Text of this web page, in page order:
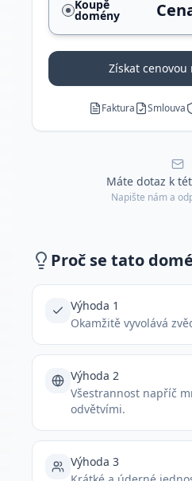
Koupě
domény
Získat cenovou
Faktura Smlouva
Máte dotaz k
Napište nám a
Proč se tato
Výhoda 1
Okamžitě vyvolává
Výhoda 2
Všestrannost napříč
odvětvími.
Výhoda 3